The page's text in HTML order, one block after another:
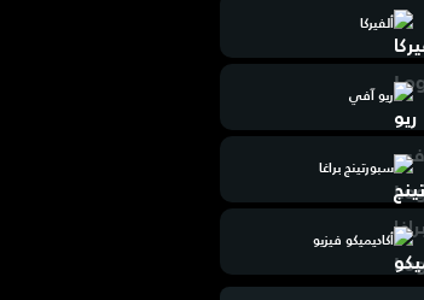
ألفيركا
ريو آفي
سبورتينج براغا
أكاديميكو فيزيو